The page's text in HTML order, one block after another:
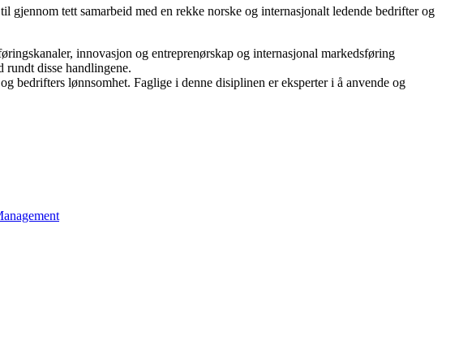
tett samarbeid med en rekke norske og internasjonalt ledende bedrifter og
innovasjon og entreprenørskap og internasjonal markedsføring
disse handlingene.
bedrifters lønnsomhet. Faglige i denne disiplinen er eksperter i å anvende og